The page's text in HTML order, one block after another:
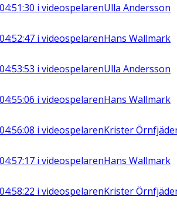
04:51:30 i videospelarenUlla Andersson
04:52:47 i videospelarenHans Wallmark
04:53:53 i videospelarenUlla Andersson
04:55:06 i videospelarenHans Wallmark
04:56:08 i videospelarenKrister
04:57:17 i videospelarenHans Wallmark
04:58:22 i videospelarenKrister